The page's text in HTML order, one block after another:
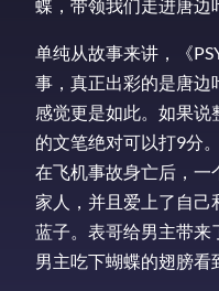
蝶，带领我们走进唐边
单纯从故事来讲，《
事，真正出彩的是唐边
感觉更是如此。如果说
的文笔绝对可以打9分
在飞机事故身亡后，一
家人，并且爱上了自己
蓝子。表哥给男主带来
男主吃下蝴蝶的翅膀看